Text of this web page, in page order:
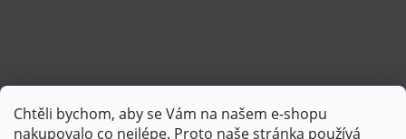
Chtěli bychom, aby se Vám na našem e-shopu
nakupovalo co nejlépe. Proto naše stránka používá
Sledovat na Instagramu